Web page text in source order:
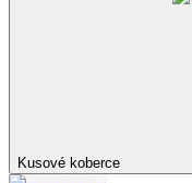
Kusové koberce